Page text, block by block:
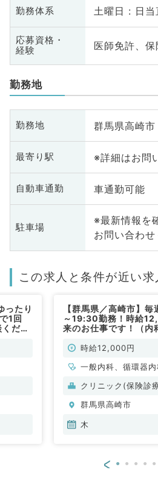
勤務体系 土曜日 : 日当
応募資格・
経験
医師免許、
勤務地
勤務地 群馬県高崎市
最寄り駅 ※詳細はお問
自動車通勤 車通勤可能
駐車場
※最新情報を
お問い合わせ
この求人と条件が近い求
ったり
1回
ださ
【群馬県／高崎市】
～19:30勤務！時給
来のお仕事です！（内
時給12,000円
一般内科、循環器内
代謝内科
クリニック(保険診
群馬県高崎市
木
<